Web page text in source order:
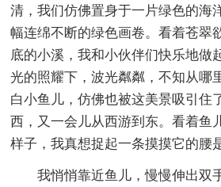
清，我们仿佛置身于一片绿色的海
幅连绵不断的绿色画卷。看着苍翠
底的小溪，我和小伙伴们快乐地做
光的照耀下，波光粼粼，不知从哪
白小鱼儿，仿佛也被这美景吸引住
西，又一会儿从西游到东。看着鱼
样子，我真想捉起一条摸摸它的腰
我悄悄靠近鱼儿，慢慢伸出双